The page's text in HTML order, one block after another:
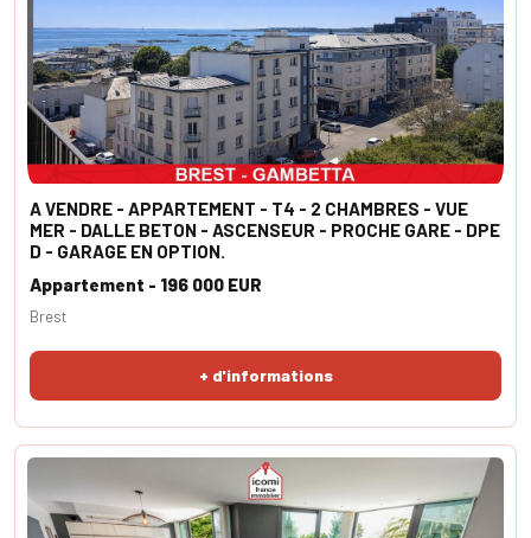
A VENDRE - APPARTEMENT - T4 - 2 CHAMBRES - VUE
MER - DALLE BETON - ASCENSEUR - PROCHE GARE - DPE
D - GARAGE EN OPTION.
Appartement - 196 000 EUR
+ d'informations
Brest